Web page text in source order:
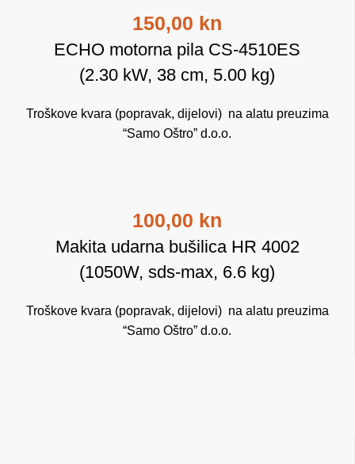
150,00 kn
ECHO motorna pila CS-4510ES
(2.30 kW, 38 cm, 5.00 kg)
Troškove kvara (popravak, dijelovi) na alatu preuzima
“Samo Oštro” d.o.o.
100,00 kn
Makita udarna bušilica HR 4002
(1050W, sds-max, 6.6 kg)
Troškove kvara (popravak, dijelovi) na alatu preuzima
“Samo Oštro” d.o.o.